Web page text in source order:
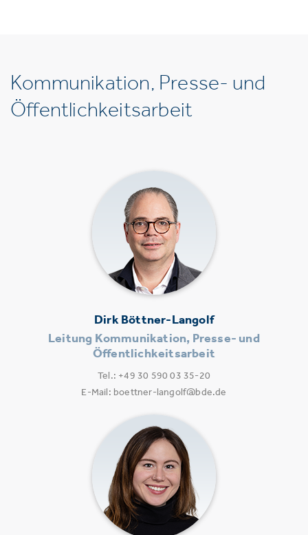
Kommunikation, Presse- und
Öffentlichkeitsarbeit
Dirk Böttner-Langolf
Leitung Kommunikation, Presse- und
Öffentlichkeitsarbeit
Tel.: +49 30 590 03 35-20
E-Mail: boettner-langolf@bde.de